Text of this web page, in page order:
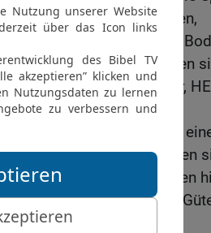
Sehen sollen ihnen vergehen,
sie sollen sich auf dem
die Schlange. Zitternd sollen
hervorkriechen und sich dir,
Schrecken unterwerfen.
HERR, wo sonst gibt es
deinem Volk übrig geblieben
gehst über ihre Verfehlungen
an deinem Zorn fest; denn
Freude.